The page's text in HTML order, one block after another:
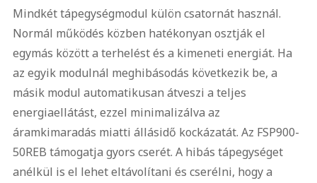
Mindkét tápegységmodul külön csatornát használ.
Normál működés közben hatékonyan osztják el
egymás között a terhelést és a kimeneti energiát. Ha
az egyik modulnál meghibásodás következik be, a
másik modul automatikusan átveszi a teljes
energiaellátást, ezzel minimalizálva az
áramkimaradás miatti állásidő kockázatát. Az FSP900-
50REB támogatja gyors cserét. A hibás tápegységet
anélkül is el lehet eltávolítani és cserélni, hogy a